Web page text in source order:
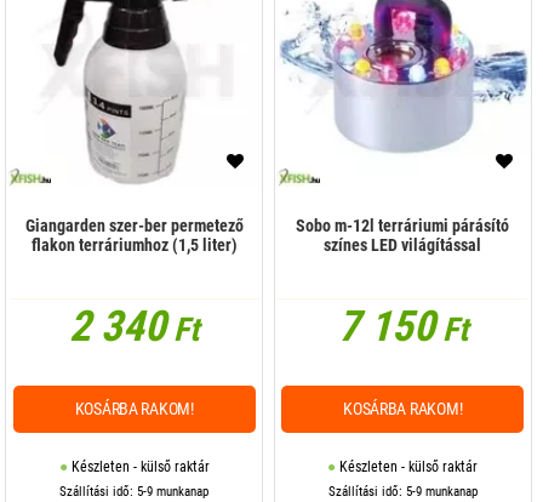
Giangarden szer-ber permetező
flakon terráriumhoz (1,5 liter)
2 340Ft
Készleten - külső raktár
Szállítási idő: 5-9 munkanap
KOSÁRBA RAKOM!
Sobo m-12l terráriumi párásító
színes LED világítással
7 150Ft
Készleten - külső raktár
Szállítási idő: 5-9 munkanap
KOSÁRBA RAKOM!